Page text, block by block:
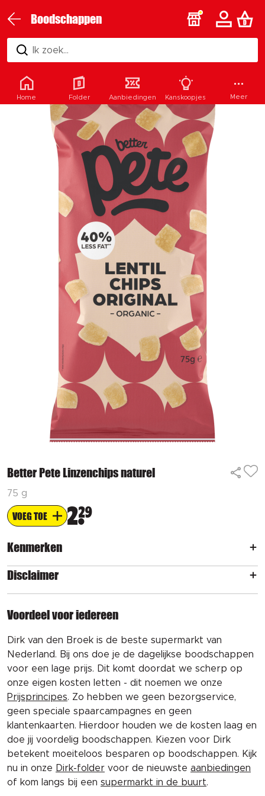
Boodschappen
Ik zoek...
Better Pete Linzenchips naturel
75 g
VOEG TOE 229
Kenmerken
Disclaimer
Voordeel voor iedereen
Dirk van den Broek is de beste supermarkt van
Nederland. Bij ons doe je de dagelijkse boodschappen
voor een lage prijs. Dit komt doordat we scherp op
onze eigen kosten letten - dit noemen we onze
Prijsprincipes. Zo hebben we geen bezorgservice,
geen speciale spaarcampagnes en geen
klantenkaarten. Hierdoor houden we de kosten laag en
doe jij voordelig boodschappen. Kiezen voor Dirk
betekent moeiteloos besparen op boodschappen. Kijk
nu in onze Dirk-folder voor de nieuwste aanbiedingen
of kom langs bij een supermarkt in de buurt.
Home Folder Aanbiedingen Kanskoopjes Meer